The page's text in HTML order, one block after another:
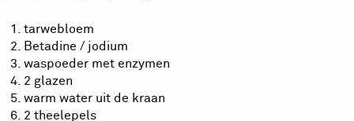
tarwebloem
Betadine / jodium
waspoeder met enzymen
2 glazen
warm water uit de kraan
2 theelepels